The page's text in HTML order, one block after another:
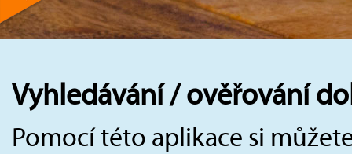
Vyhledávání / ověřování
Pomocí této aplikace si